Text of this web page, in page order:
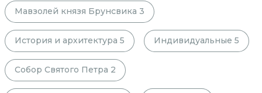
Мавзолей князя Брунсвика 3
История и архитектура 5 Индивидуальные 5
Собор Святого Петра 2